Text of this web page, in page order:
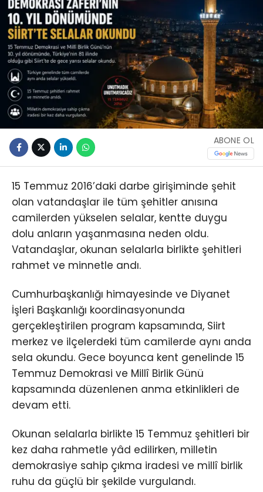
ABONE OL
15 Temmuz 2016’daki darbe girişiminde şehit
olan vatandaşlar ile tüm şehitler anısına
camilerden yükselen selalar, kentte duygu
dolu anların yaşanmasına neden oldu.
Vatandaşlar, okunan selalarla birlikte şehitleri
rahmet ve minnetle andı.
Cumhurbaşkanlığı himayesinde ve Diyanet
İşleri Başkanlığı koordinasyonunda
gerçekleştirilen program kapsamında, Siirt
merkez ve ilçelerdeki tüm camilerde aynı anda
sela okundu. Gece boyunca kent genelinde 15
Temmuz Demokrasi ve Millî Birlik Günü
kapsamında düzenlenen anma etkinlikleri de
devam etti.
Okunan selalarla birlikte 15 Temmuz şehitleri bir
kez daha rahmetle yâd edilirken, milletin
demokrasiye sahip çıkma iradesi ve millî birlik
ruhu da güçlü bir şekilde vurgulandı.